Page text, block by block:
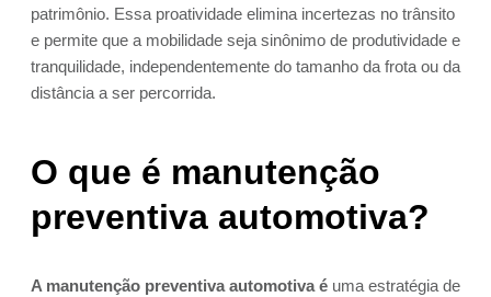
patrimônio. Essa proatividade elimina incertezas no trânsito
e permite que a mobilidade seja sinônimo de produtividade e
tranquilidade, independentemente do tamanho da frota ou da
distância a ser percorrida.
O que é manutenção
preventiva automotiva?
A manutenção preventiva automotiva é uma estratégia de